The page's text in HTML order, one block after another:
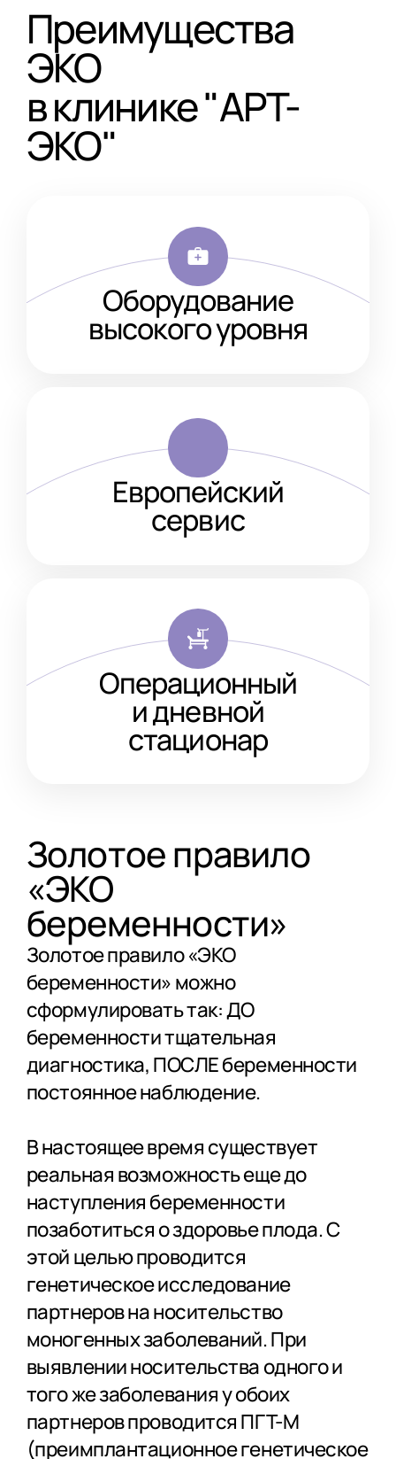
Преимущества
ЭКО
в клинике "АРТ-
ЭКО"
Оборудование
высокого уровня
Европейский
сервис
Операционный
и дневной
стационар
Золотое правило
«ЭКО
беременности»
Золотое правило «ЭКО
беременности» можно
сформулировать так: ДО
беременности тщательная
диагностика, ПОСЛЕ беременности
постоянное наблюдение.
В настоящее время существует
реальная возможность еще до
наступления беременности
позаботиться о здоровье плода. С
этой целью проводится
генетическое исследование
партнеров на носительство
моногенных заболеваний. При
выявлении носительства одного и
того же заболевания у обоих
партнеров проводится ПГТ-М
(преимплантационное генетическое